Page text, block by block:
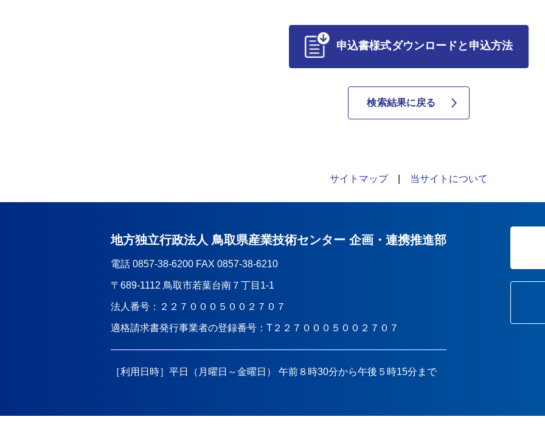
申込書様式ダウンロードと申込方法
検索結果に戻る
サイトマップ| 当サイトについて
地方独立行政法人 鳥取県産業技術センター 企画・連携推進部
電話 0857-38-6200 FAX 0857-38-6210
〒689-1112 鳥取市若葉台南７丁目1-1
法人番号：２２７０００５００２７０７
適格請求書発行事業者の登録番号：T２２７０００５００２７０７
［利用日時］平日（月曜日～金曜日） 午前８時30分から午後５時15分まで